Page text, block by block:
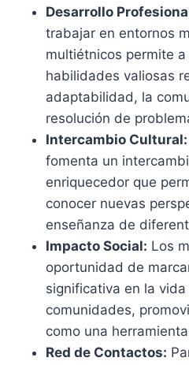
Desarrollo
trabajar en entornos
multiétnicos permite
habilidades valiosas
adaptabilidad, la
resolución de
Intercambio Cultural:
fomenta un
enriquecedor que
conocer nuevas
enseñanza de
Impacto Social: Los
oportunidad de
significativa en la
comunidades,
como una
Red de Contactos: